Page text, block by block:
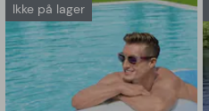
Ikke på lager